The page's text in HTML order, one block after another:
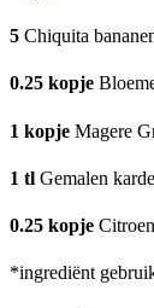
5 Chiquita
0.25 kopje
1 kopje Magere
1 tl Gemalen
0.25 kopje
*ingrediënt